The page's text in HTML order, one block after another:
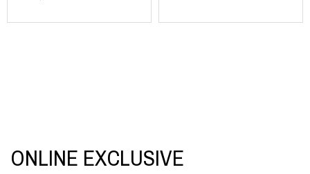
ONLINE EXCLUSIVE